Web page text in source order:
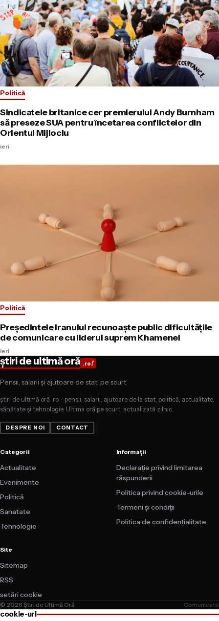
Politică
Sindicatele britanice cer premierului Andy Burnham
să preseze SUA pentru încetarea conflictelor din
Orientul Mijlociu
ieri
Politică
Președintele Iranului recunoaște public dificultățile
de comunicare cu liderul suprem Khamenei
ieri
știri de ultimă oră .ro!
Pensii, salarii și ajutoare de stat, pe scurt
știri de ultimă oră .ro - pensii, salarii, ajutoare de la stat, politică, actualitate,
sănătate și tehnologie. Ultima oră pe scurt, actualizată zilnic.
DESPRE NOI CONTACT
Categorii
Actualitate
Evenimente
Politică
Sanatate
Tehnologie
Informații
Declarație privind limitarea
răspunderii
Politica privind cookie-urile
Termeni și condiții
Politica de confidențialitate
Site
Sitemap
RSS
setări cookie
© 2026 Știri de Ultimă Oră Comunicate
cookie-uri